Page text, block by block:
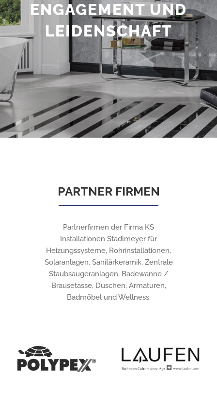
ENGAGEMENT UND
LEIDENSCHAFT
PARTNER FIRMEN
Partnerfirmen der Firma KS
Installationen Stadlmeyer für
Heizungssysteme, Rohrinstallationen,
Solaranlagen, Sanitärkeramik, Zentrale
Staubsaugeranlagen, Badewanne /
Brausetasse, Duschen, Armaturen,
Badmöbel und Wellness.